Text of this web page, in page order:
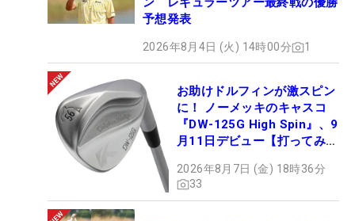
予想発表
2026年8月4日 (火) 14時00分 1
お助けドルフィンが激スピン
に！ ノーメッキのキャスコ
『DW-125G High Spin』、9
月11日デビュー【打ってみ
2026年8月7日 (金) 18時36分
33